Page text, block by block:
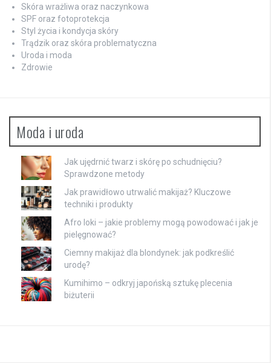
Skóra wrażliwa oraz naczynkowa
SPF oraz fotoprotekcja
Styl życia i kondycja skóry
Trądzik oraz skóra problematyczna
Uroda i moda
Zdrowie
Moda i uroda
Jak ujędrnić twarz i skórę po schudnięciu?
Sprawdzone metody
Jak prawidłowo utrwalić makijaż? Kluczowe
techniki i produkty
Afro loki – jakie problemy mogą powodować i jak je
pielęgnować?
Ciemny makijaż dla blondynek: jak podkreślić
urodę?
Kumihimo – odkryj japońską sztukę plecenia
biżuterii